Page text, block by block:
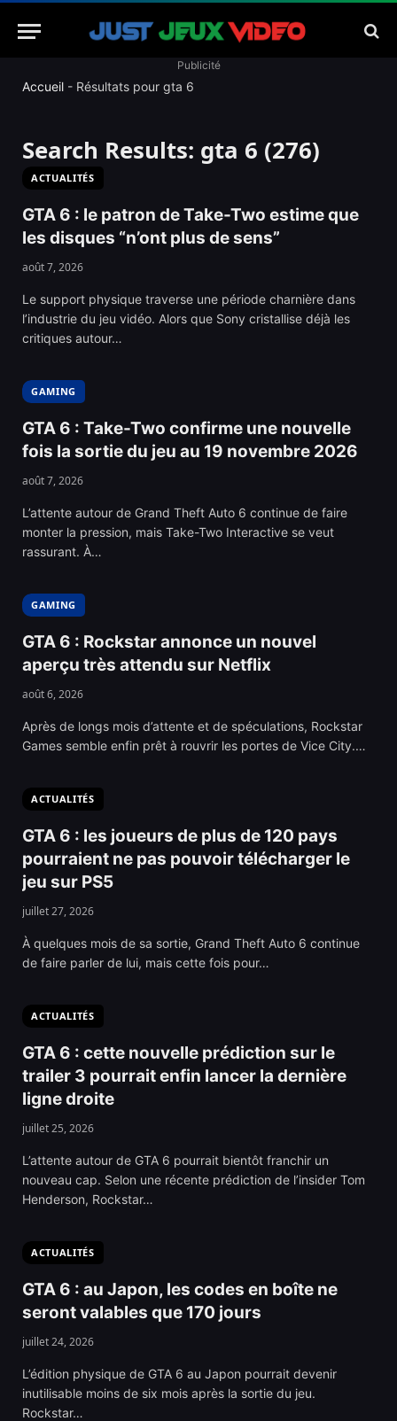
Publicité
Accueil - Résultats pour gta 6
Search Results: gta 6 (276)
ACTUALITÉS
GTA 6 : le patron de Take-Two estime que
les disques “n’ont plus de sens”
août 7, 2026
Le support physique traverse une période charnière dans
l’industrie du jeu vidéo. Alors que Sony cristallise déjà les
critiques autour…
GAMING
GTA 6 : Take-Two confirme une nouvelle
fois la sortie du jeu au 19 novembre 2026
août 7, 2026
L’attente autour de Grand Theft Auto 6 continue de faire
monter la pression, mais Take-Two Interactive se veut
rassurant. À…
GAMING
GTA 6 : Rockstar annonce un nouvel
aperçu très attendu sur Netflix
août 6, 2026
Après de longs mois d’attente et de spéculations, Rockstar
Games semble enfin prêt à rouvrir les portes de Vice City.…
ACTUALITÉS
GTA 6 : les joueurs de plus de 120 pays
pourraient ne pas pouvoir télécharger le
jeu sur PS5
juillet 27, 2026
À quelques mois de sa sortie, Grand Theft Auto 6 continue
de faire parler de lui, mais cette fois pour…
ACTUALITÉS
GTA 6 : cette nouvelle prédiction sur le
trailer 3 pourrait enfin lancer la dernière
ligne droite
juillet 25, 2026
L’attente autour de GTA 6 pourrait bientôt franchir un
nouveau cap. Selon une récente prédiction de l’insider Tom
Henderson, Rockstar…
ACTUALITÉS
GTA 6 : au Japon, les codes en boîte ne
seront valables que 170 jours
juillet 24, 2026
L’édition physique de GTA 6 au Japon pourrait devenir
inutilisable moins de six mois après la sortie du jeu.
Rockstar…